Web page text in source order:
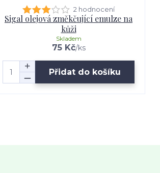
2 hodnocení
Sigal olejová změkčující emulze na
kůži
75 Kč/ks
Skladem
Přidat do košíku